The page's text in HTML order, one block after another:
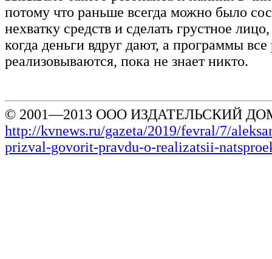
потому что раньше всегда можно было
нехватку средств и сделать грустное
когда деньги вдруг дают, а программы все
реализовываются, пока не знает никто.
© 2001—2013 ООО ИЗДАТЕЛЬСКИЙ
http://kvnews.ru/gazeta/2019/fevral/7/
prizval-govorit-pravdu-o-realizatsii-